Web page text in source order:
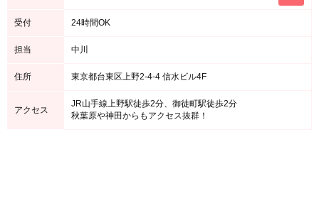
受付 24時間OK
担当 中川
住所 東京都台東区上野2-4-4 信水ビル4F
アクセス
JR山手線上野駅徒歩2分、御徒町駅徒歩2分
秋葉原や神田からもアクセス抜群！